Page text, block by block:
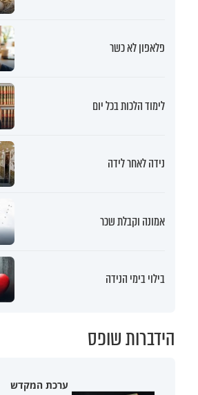
פלאפון לא כשר
לימוד הלכות בכל יום
נידה לאחר לידה
אמונה וקבלת שכר
בילוי בימי הנידה
הידברות שופס
ערכת המקדש